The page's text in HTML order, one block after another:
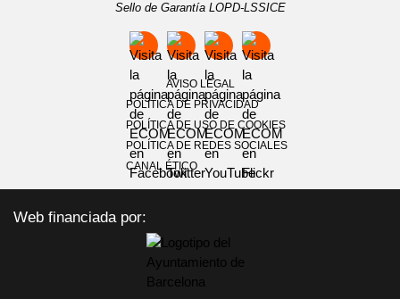
Sello de Garantía LOPD-LSSICE
AVISO LEGAL
POLÍTICA DE PRIVACIDAD
POLÍTICA DE USO DE COOKIES
POLÍTICA DE REDES SOCIALES
CANAL ÉTICO
Web financiada por: